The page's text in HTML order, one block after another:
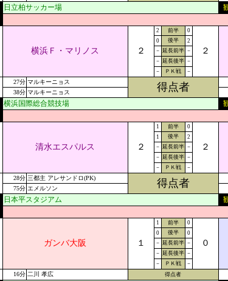
日立柏サッカー場
横浜Ｆ・マリノス ２
2 前半 0
２
0 後半
2
－ 延長前半 －
－ 延長後半 －
－
ＰＫ戦 －
27分 マルキーニョス 得点者
38分 マルキーニョス
横浜国際総合競技場
清水エスパルス ２
1 前半 0
２
1 後半
2
－ 延長前半 －
－ 延長後半 －
－
ＰＫ戦 －
28分 三都主 アレサンドロ(PK) 得点者
75分 エメルソン
日本平スタジアム
ガンバ大阪 １
1 前半 0
０
0 後半
0
－ 延長前半 －
－ 延長後半 －
－
ＰＫ戦 －
16分 二川 孝広 得点者